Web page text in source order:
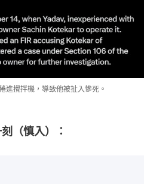
進攪拌機，導致他被扯入慘死。
（慎入）：